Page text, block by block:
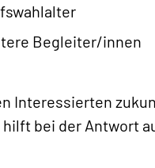
Begleiter/innen
Interessierten
bei der Antwort